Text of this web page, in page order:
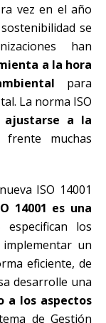
vez en el año
se
han
a la hora
para
La norma ISO
ajustarse a la
muchas
ISO 14001
14001 es una
los
un
eficiente, de
desarrolle una
a los aspectos
de Gestión